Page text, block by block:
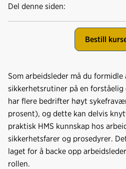
Del denne siden:
Bestill
Som arbeidsleder må du formidle
sikkerhetsrutiner på en
har flere bedrifter høyt
prosent), og dette kan delvis
praktisk HMS kunnskap hos
sikkerhetsfarer og prosedyrer.
laget for å backe opp
rollen.